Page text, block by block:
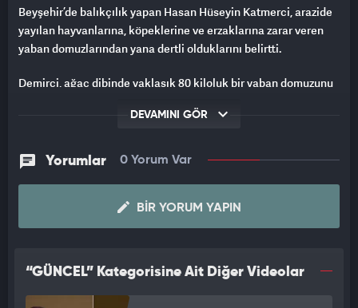
Beyşehir’de balıkçılık yapan Hasan Hüseyin Katmerci, arazide
yayılan hayvanlarına, köpeklerine ve erzaklarına zarar veren
yaban domuzlarından yana dertli olduklarını belirtti.
Demirci, ağaç dibinde yaklaşık 80 kiloluk bir yaban domuzunu
Olay anını anlatan Hasan Hüseyin Katmerci, "Bu hınzırlar
bizim köpeklere, erzaka zarar veriyor. Kuvvetli bir hayvan,
bizleri ve köpekleri rahatsız ediyor. Bunların kızgınlık zamanı
daha tehlikeli, insanlara sürüyle geliyorlar. Bunlardan
azılıları çok tehlikelidir. İnsanları yaralamaya, öldürmeye kadar
gidiyor." ifadelerini kullandı.
DEVAMINI GÖR
Yorumlar 0 Yorum Var
BIR YORUM YAPIN
“GÜNCEL” Kategorisine Ait Diğer Videolar